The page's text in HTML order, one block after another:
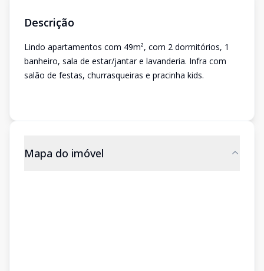
Descrição
Lindo apartamentos com 49m², com 2 dormitórios, 1
banheiro, sala de estar/jantar e lavanderia. Infra com
salão de festas, churrasqueiras e pracinha kids.
Mapa do imóvel